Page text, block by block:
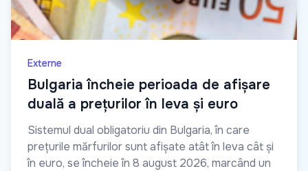
Externe
Bulgaria încheie perioada de afișare
duală a prețurilor în leva și euro
Sistemul dual obligatoriu din Bulgaria, în care
prețurile mărfurilor sunt afișate atât în leva cât și
în euro, se încheie în 8 august 2026, marcând un